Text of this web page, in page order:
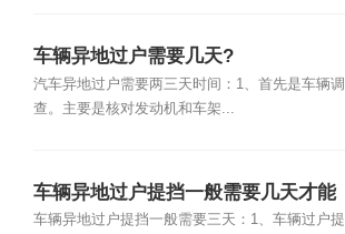
车辆异地过户需要几天?
汽车异地过户需要两三天时间：1、首先是车辆调
查。主要是核对发动机和车架...
车辆异地过户提挡一般需要几天才能
到?
车辆异地过户提挡一般需要三天：1、车辆过户提